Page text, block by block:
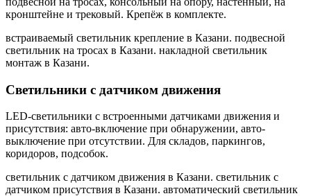
кронштейне и трековый. Крепёж в комплекте.
встраиваемый светильник крепление в Казани. подвесной
светильник на тросах в Казани. накладной светильник
монтаж в Казани.
Светильники с датчиком движения
LED-светильники с встроенными датчиками движения и
присутствия: авто-включение при обнаружении, авто-
выключение при отсутствии. Для складов, паркингов,
коридоров, подсобок.
светильник с датчиком движения в Казани. светильник с
датчиком присутствия в Казани. автоматический светильник